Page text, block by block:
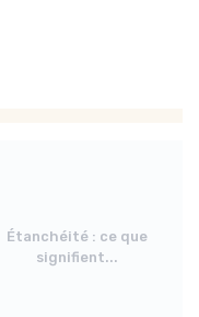
Étanchéité : ce que
signifient...